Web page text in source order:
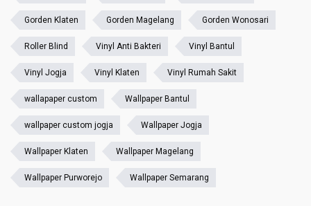
Gorden Klaten Gorden Magelang Gorden Wonosari
Roller Blind Vinyl Anti Bakteri Vinyl Bantul
Vinyl Jogja Vinyl Klaten Vinyl Rumah Sakit
wallapaper custom Wallpaper Bantul
wallpaper custom jogja Wallpaper Jogja
Wallpaper Klaten Wallpaper Magelang
Wallpaper Purworejo Wallpaper Semarang